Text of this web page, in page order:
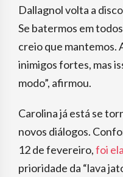
Dallagnol volta a
Se batermos em
creio que mantemos.
inimigos fortes, mas
modo”, afirmou.
Carolina já está se
novos diálogos.
12 de fevereiro,foi
prioridade da “lava